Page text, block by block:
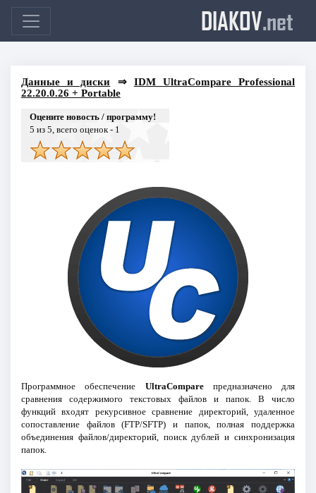
DIAKOV.net
Данные и диски ⇒ IDM UltraCompare Professional
22.20.0.26 + Portable
Оцените новость / программу!
5 из 5, всего оценок - 1
Программное обеспечение UltraCompareпредназначено для
сравнения содержимого текстовых файлов и папок. В число
функций входят рекурсивное сравнение директорий, удаленное
сопоставление файлов (FTP/SFTP) и папок, полная поддержка
объединения файлов/директорий, поиск дублей и синхронизация
папок.